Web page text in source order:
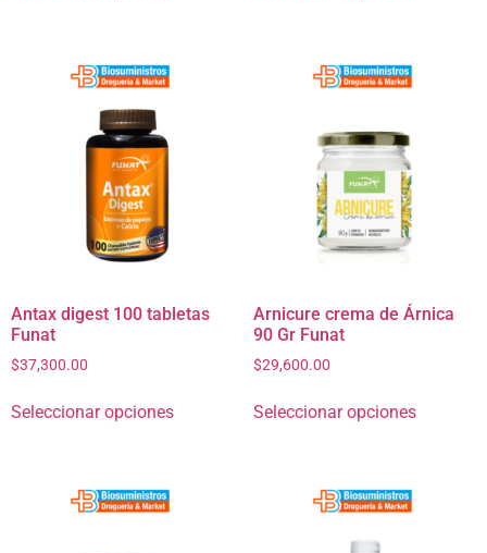
Antax digest 100 tabletas
Funat
$37,300.00
Seleccionar opciones
Arnicure crema de Árnica
90 Gr Funat
$29,600.00
Seleccionar opciones